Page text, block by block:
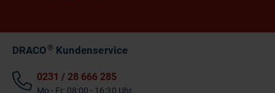
DRACO®Kundenservice
0231 / 28 666 285
Mo - Fr: 08:00 - 16:30 Uhr